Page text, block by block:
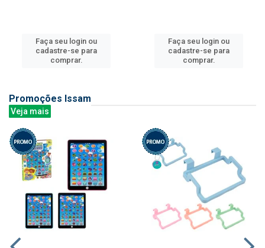
Faça seu login ou
cadastre-se para
comprar.
Faça seu login ou
cadastre-se para
comprar.
Promoções Issam
Veja mais